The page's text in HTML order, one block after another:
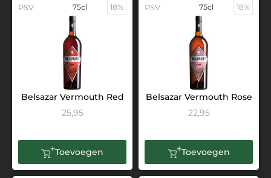
PSV 75cl 18%
Belsazar Vermouth Red
25,95
Toevoegen
PSV 75cl 18%
Belsazar Vermouth Rose
22,95
Toevoegen